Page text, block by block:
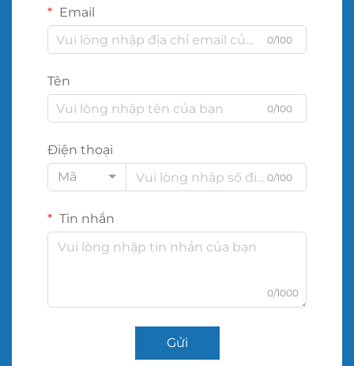
Email
0/100
Tên
0/100
Điện thoại
Mã
0/100
Tin nhắn
0/1000
Gửi